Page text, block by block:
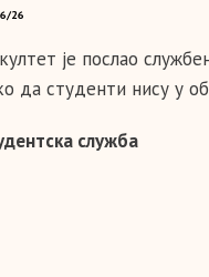
26
је послао
да студенти нису у
служба